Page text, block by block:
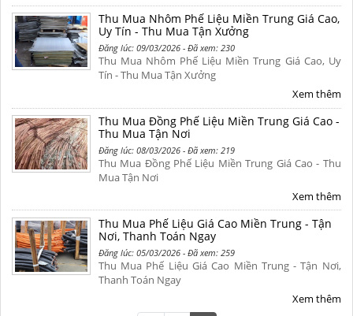
Thu Mua Nhôm Phế Liệu Miền Trung Giá Cao,
Uy Tín - Thu Mua Tận Xưởng
Đăng lúc: 09/03/2026 - Đã xem: 230
Thu Mua Nhôm Phế Liệu Miền Trung Giá Cao, Uy
Tín - Thu Mua Tận Xưởng
Xem thêm
Thu Mua Đồng Phế Liệu Miền Trung Giá Cao -
Thu Mua Tận Nơi
Đăng lúc: 08/03/2026 - Đã xem: 219
Thu Mua Đồng Phế Liệu Miền Trung Giá Cao - Thu
Mua Tận Nơi
Xem thêm
Thu Mua Phế Liệu Giá Cao Miền Trung - Tận
Nơi, Thanh Toán Ngay
Đăng lúc: 05/03/2026 - Đã xem: 259
Thu Mua Phế Liệu Giá Cao Miền Trung - Tận Nơi,
Thanh Toán Ngay
Xem thêm